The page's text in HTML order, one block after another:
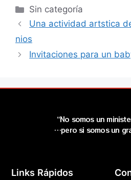
Sin categoría
Una actividad artstica
nios
Invitaciones para un
“No somos un
…pero si somos un
Links Rápidos